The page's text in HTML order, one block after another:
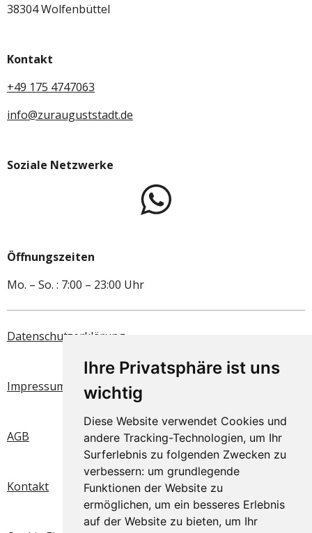
Ihre Privatsphäre ist uns
wichtig
Diese Website verwendet Cookies und
andere Tracking-Technologien, um Ihr
Surferlebnis zu folgenden Zwecken zu
verbessern: um grundlegende
Funktionen der Website zu
ermöglichen, um ein besseres Erlebnis
auf der Website zu bieten, um Ihr
38304 Wolfenbüttel
Kontakt
+49 175 4747063
info@zurauguststadt.de
Soziale Netzwerke
Öffnungszeiten
Mo. – So. : 7:00 – 23:00 Uhr
Datenschutzerklärung
Impressum
AGB
Kontakt